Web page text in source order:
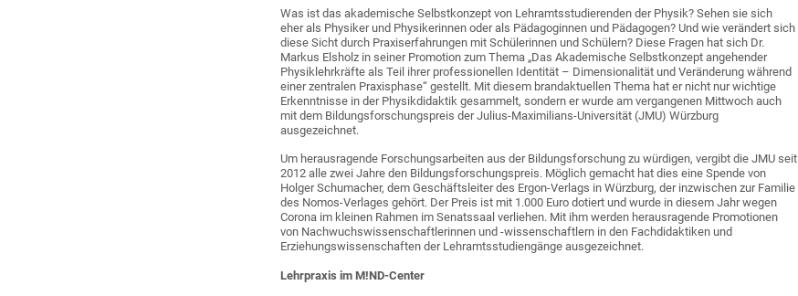
Was ist das akademische Selbstkonzept von Lehramtsstudierenden der Physik? Sehen sie sich
eher als Physiker und Physikerinnen oder als Pädagoginnen und Pädagogen? Und wie verändert sich
diese Sicht durch Praxiserfahrungen mit Schülerinnen und Schülern? Diese Fragen hat sich Dr.
Markus Elsholz in seiner Promotion zum Thema „Das Akademische Selbstkonzept angehender
Physiklehrkräfte als Teil ihrer professionellen Identität – Dimensionalität und Veränderung während
einer zentralen Praxisphase“ gestellt. Mit diesem brandaktuellen Thema hat er nicht nur wichtige
Erkenntnisse in der Physikdidaktik gesammelt, sondern er wurde am vergangenen Mittwoch auch
mit dem Bildungsforschungspreis der Julius-Maximilians-Universität (JMU) Würzburg
ausgezeichnet.
Um herausragende Forschungsarbeiten aus der Bildungsforschung zu würdigen, vergibt die JMU seit
2012 alle zwei Jahre den Bildungsforschungspreis. Möglich gemacht hat dies eine Spende von
Holger Schumacher, dem Geschäftsleiter des Ergon-Verlags in Würzburg, der inzwischen zur Familie
des Nomos-Verlages gehört. Der Preis ist mit 1.000 Euro dotiert und wurde in diesem Jahr wegen
Corona im kleinen Rahmen im Senatssaal verliehen. Mit ihm werden herausragende Promotionen
von Nachwuchswissenschaftlerinnen und -wissenschaftlern in den Fachdidaktiken und
Erziehungswissenschaften der Lehramtsstudiengänge ausgezeichnet.
Lehrpraxis im M!ND-Center